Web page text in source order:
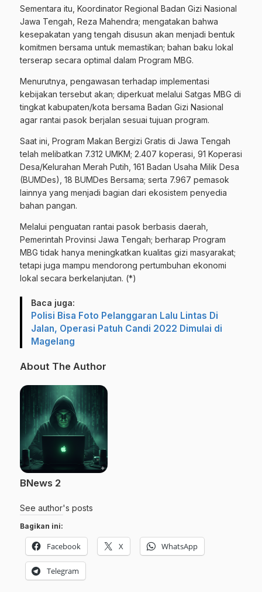
Sementara itu, Koordinator Regional Badan Gizi Nasional
Jawa Tengah, Reza Mahendra; mengatakan bahwa
kesepakatan yang tengah disusun akan menjadi bentuk
komitmen bersama untuk memastikan; bahan baku lokal
terserap secara optimal dalam Program MBG.
Menurutnya, pengawasan terhadap implementasi
kebijakan tersebut akan; diperkuat melalui Satgas MBG di
tingkat kabupaten/kota bersama Badan Gizi Nasional
agar rantai pasok berjalan sesuai tujuan program.
Saat ini, Program Makan Bergizi Gratis di Jawa Tengah
telah melibatkan 7.312 UMKM; 2.407 koperasi, 91 Koperasi
Desa/Kelurahan Merah Putih, 161 Badan Usaha Milik Desa
(BUMDes), 18 BUMDes Bersama; serta 7.967 pemasok
lainnya yang menjadi bagian dari ekosistem penyedia
bahan pangan.
Melalui penguatan rantai pasok berbasis daerah,
Pemerintah Provinsi Jawa Tengah; berharap Program
MBG tidak hanya meningkatkan kualitas gizi masyarakat;
tetapi juga mampu mendorong pertumbuhan ekonomi
lokal secara berkelanjutan. (*)
Baca juga:
Polisi Bisa Foto Pelanggaran Lalu Lintas Di
Jalan, Operasi Patuh Candi 2022 Dimulai di
Magelang
About The Author
BNews 2
See author's posts
Bagikan ini:
Facebook X WhatsApp
Telegram